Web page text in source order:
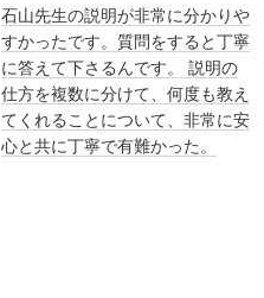
石山先生の説明が非常に分かりや
すかったです。質問をすると丁寧
に答えて下さるんです。 説明の
仕方を複数に分けて、何度も教え
てくれることについて、非常に安
心と共に丁寧で有難かった。